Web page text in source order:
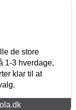
de store
1-3 hverdage,
klar til at